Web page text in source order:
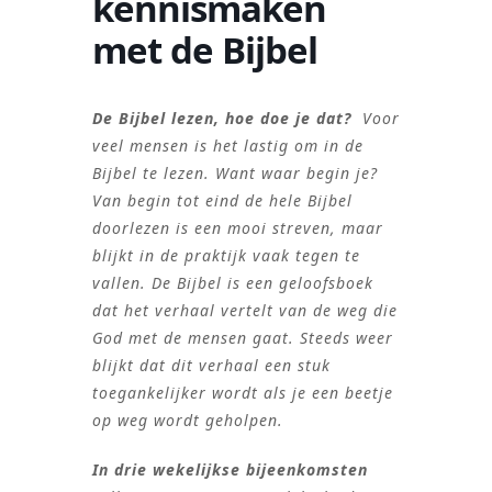
met de Bijbel
De Bijbel lezen, hoe doe je dat? Voor
veel mensen is het lastig om in de
Bijbel te lezen. Want waar begin je?
Van begin tot eind de hele Bijbel
doorlezen is een mooi streven, maar
blijkt in de praktijk vaak tegen te
vallen. De Bijbel is een geloofsboek
dat het verhaal vertelt van de weg die
God met de mensen gaat. Steeds weer
blijkt dat dit verhaal een stuk
toegankelijker wordt als je een beetje
op weg wordt geholpen.
In drie wekelijkse bijeenkomsten